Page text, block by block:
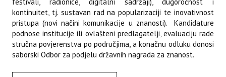
kontinuitet, tj. sustavan rad na popularizaciji te inovativnost
pristupa (novi načini komunikacije u znanosti). Kandidature
podnose institucije ili ovlašteni predlagatelji, evaluaciju rade
stručna povjerenstva po područjima, a konačnu odluku donosi
saborski Odbor za podjelu državnih nagrada za znanost.